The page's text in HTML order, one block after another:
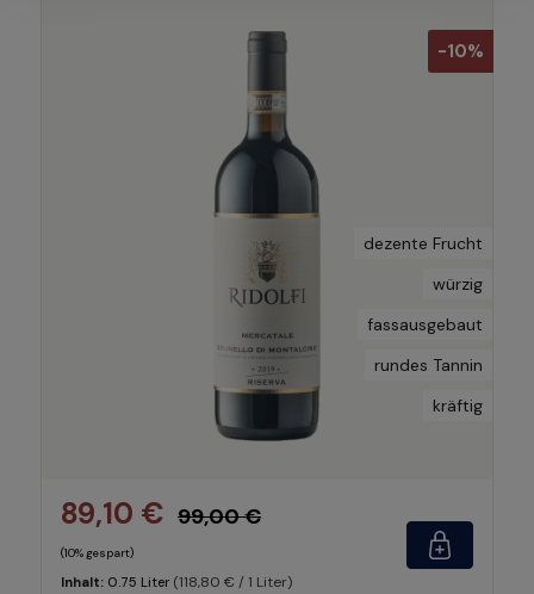
-10%
dezente Frucht
würzig
fassausgebaut
rundes Tannin
kräftig
89,10 € 99,00 €
(10% gespart)
Inhalt: 0.75 Liter (118,80 € / 1 Liter)